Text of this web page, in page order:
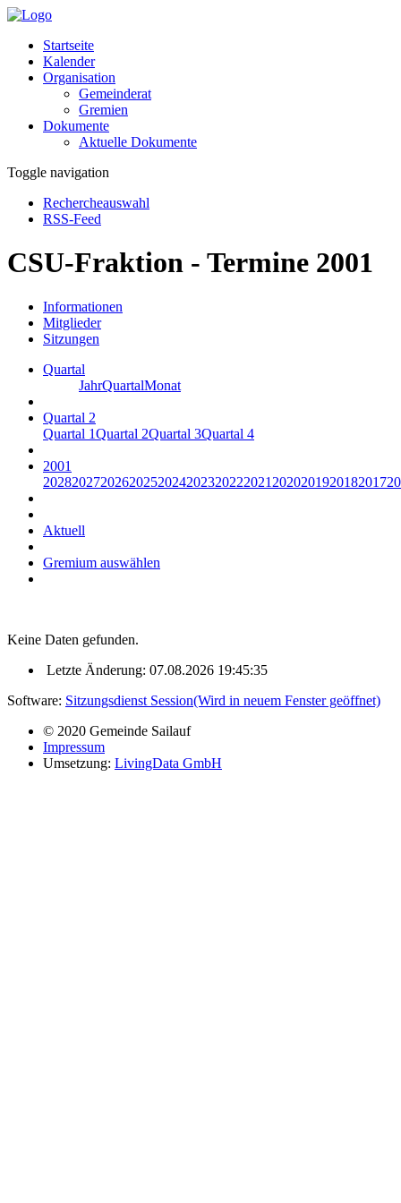
Startseite
Kalender
Organisation
Gemeinderat
Gremien
Dokumente
Aktuelle Dokumente
Toggle navigation
Rechercheauswahl
RSS-Feed
CSU-Fraktion - Termine 2001
Informationen
Mitglieder
Sitzungen
Quartal
JahrQuartalMonat
Quartal 2
Quartal 1Quartal 2Quartal 3Quartal 4
2001
20282027202620252024202320222021 2020201920182017
Aktuell
Gremium auswählen
Keine Daten gefunden.
Letzte Änderung: 07.08.2026 19:45:35
Software: Sitzungsdienst Session(Wird in neuem Fenster geöffnet)
© 2020 Gemeinde Sailauf
Impressum
Umsetzung: LivingData GmbH